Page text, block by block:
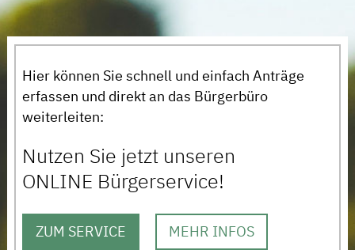
Hier können Sie schnell und einfach Anträge
erfassen und direkt an das Bürgerbüro
weiterleiten:
Nutzen Sie jetzt unseren
ONLINE Bürgerservice!
ZUM SERVICE MEHR INFOS